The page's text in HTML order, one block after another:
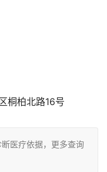
桐柏北路16号
医疗依据，更多查询